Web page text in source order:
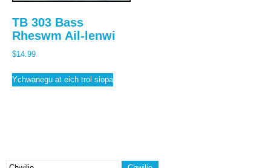
TB 303 Bass
Rheswm Ail-lenwi
$14.99
Ychwanegu at eich trol siopa